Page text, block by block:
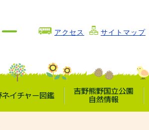
アクセス サイトマップ
吉野熊野
吉野熊野国立公園